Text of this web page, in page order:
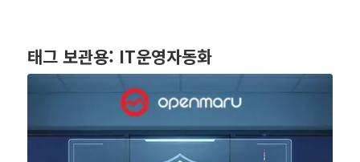
태그 보관용: IT운영자동화